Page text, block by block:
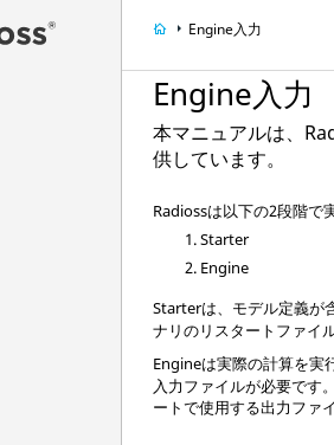
Engine入力
Engine入力
本マニュアルは、
供しています。
Radiossは以下の2段階で
Starter
Engine
Starterは、モデル定義が
ナリのリスタートファイ
Engineは実際の計算を実
入力ファイルが必要です
ートで使用する出力ファ